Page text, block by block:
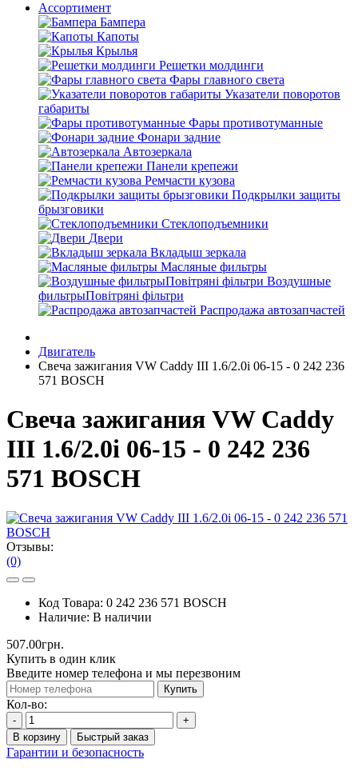
Ассортимент
Бампера
Капоты
Крылья
Решетки молдинги
Фары главного света
Указатели поворотов
габариты
Фары противотуманные
Фонари задние
Автозеркала
Панели крепежи
Ремчасти кузова
Подкрылки защиты
брызговики
Стеклоподъемники
Двери
Вкладыш зеркала
Масляные фильтры
Воздушные
фильтрыПовітряні фільтри
Распродажа автозапчастей
Двигатель
Свеча зажигания VW Caddy III 1.6/2.0i 06-15 - 0 242 236
571 BOSCH
Свеча зажигания VW Caddy
III 1.6/2.0i 06-15 - 0 242 236
571 BOSCH
Отзывы:
(0)
Код Товара: 0 242 236 571 BOSCH
Наличие: В наличии
507.00грн.
Купить в один клик
Введите номер телефона и мы перезвоним
Купить
Кол-во:
-
+
В корзину
Быстрый заказ
Гарантии и безопасность